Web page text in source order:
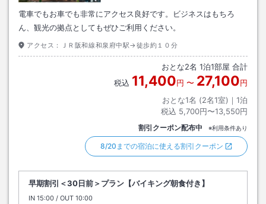
電車でもお車でも非常にアクセス良好です。ビジネスはもちろ
ん、観光の拠点としてもぜひご利用ください。
アクセス： ＪＲ阪和線和泉府中駅→徒歩約１０分
おとな2名 1泊1部屋 合計
税込 11,400円 〜 27,100円
おとな1名 (2名1室)｜ 1泊
税込 5,700円〜13,550円
割引クーポン配布中 ※利用条件あり
8/20までの宿泊に使える割引クーポン
早期割引＜30日前＞プラン【バイキング朝食付き】
IN チェックイン
15:00 / OUT チェックアウト
10:00